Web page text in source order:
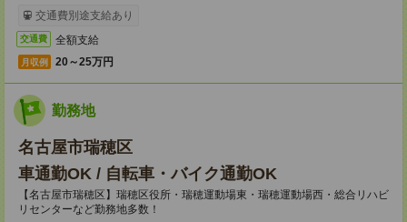
交通費別途支給あり
交通費 全額支給
月収例 20～25万円
勤務地
名古屋市瑞穂区
車通勤OK / 自転車・バイク通勤OK
【名古屋市瑞穂区】瑞穂区役所・瑞穂運動場東・瑞穂運動場西・総合リハビ
リセンターなど勤務地多数！